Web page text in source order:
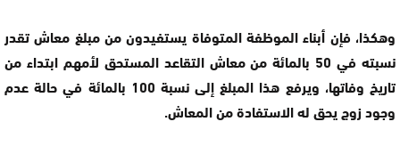
وهكذا، فإن أبناء الموظفة المتوفاة يستفيدون من مبلغ معاش تقدر
نسبته في 50 بالمائة من معاش التقاعد المستحق لأمهم ابتداء من
تاريخ وفاتها، ويرفع هذا المبلغ إلى نسبة 100 بالمائة في حالة عدم
وجود زوج يحق له الاستفادة من المعاش.